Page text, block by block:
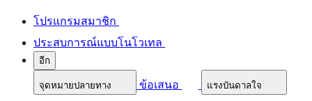
โปรแกรมสมาชิก
ประสบการณ์แบบโนโวเทล
อีก
จุดหมายปลายทาง ข้อเสนอ แรงบันดาลใจ